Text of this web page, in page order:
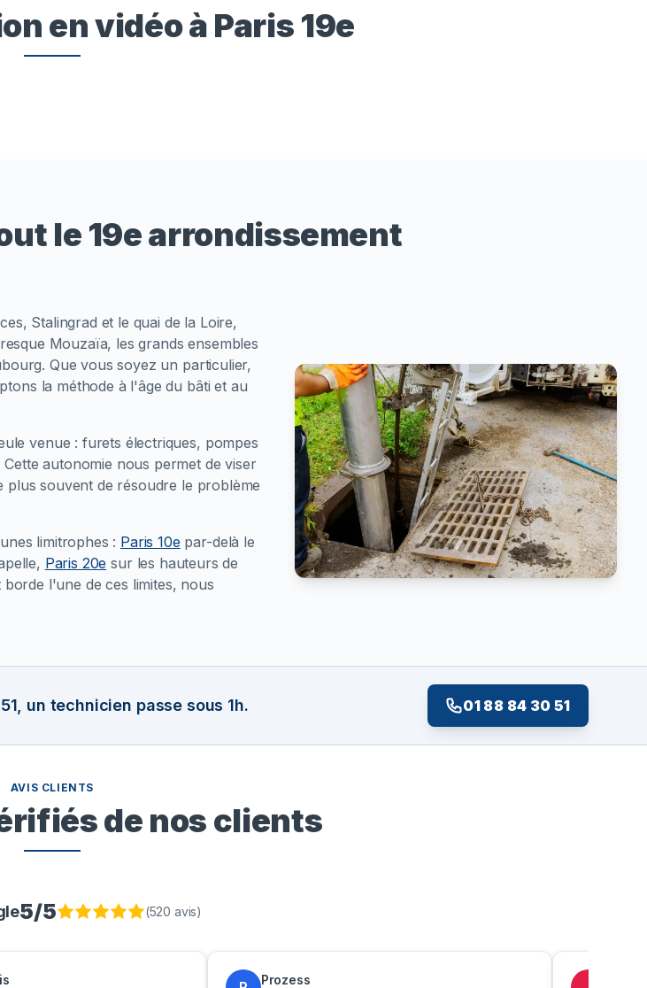
en vidéo à Paris 19e
le 19e arrondissement
Stalingrad et le quai de la Loire,
Mouzaïa, les grands ensembles
Que vous soyez un particulier,
la méthode à l'âge du bâti et au
venue : furets électriques, pompes
autonomie nous permet de viser
souvent de résoudre le problème
limitrophes : Paris 10epar-delà le
Paris 20e sur les hauteurs de
l'une de ces limites, nous
un technicien passe sous 1h. 01 88 84 30 51
AVIS CLIENTS
de nos clients
5/5 (520 avis)
Prozess